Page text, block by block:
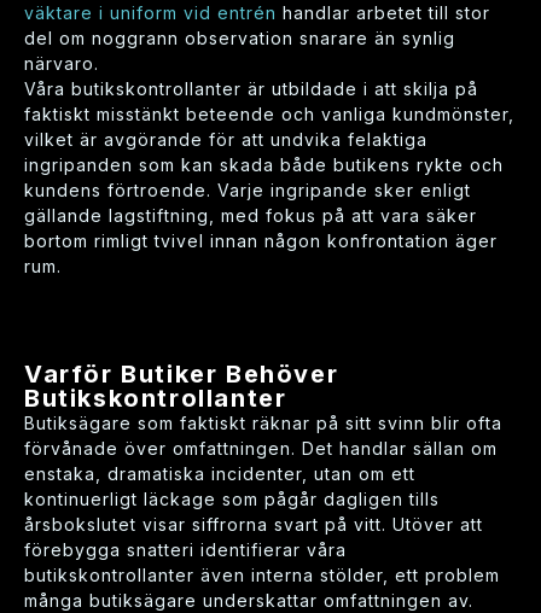
väktare i uniform vid entrén handlar arbetet till stor
del om noggrann observation snarare än synlig
närvaro.
Våra butikskontrollanter är utbildade i att skilja på
faktiskt misstänkt beteende och vanliga kundmönster,
vilket är avgörande för att undvika felaktiga
ingripanden som kan skada både butikens rykte och
kundens förtroende. Varje ingripande sker enligt
gällande lagstiftning, med fokus på att vara säker
bortom rimligt tvivel innan någon konfrontation äger
rum.
Varför Butiker Behöver
Butikskontrollanter
Butiksägare som faktiskt räknar på sitt svinn blir ofta
förvånade över omfattningen. Det handlar sällan om
enstaka, dramatiska incidenter, utan om ett
kontinuerligt läckage som pågår dagligen tills
årsbokslutet visar siffrorna svart på vitt. Utöver att
förebygga snatteri identifierar våra
butikskontrollanter även interna stölder, ett problem
många butiksägare underskattar omfattningen av.